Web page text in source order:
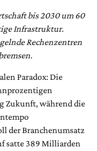
bis 2030 um 60
Infrastruktur.
Rechenzentren
Paradox: Die
Zukunft, während die
der Branchenumsatz
satte 389 Milliarden